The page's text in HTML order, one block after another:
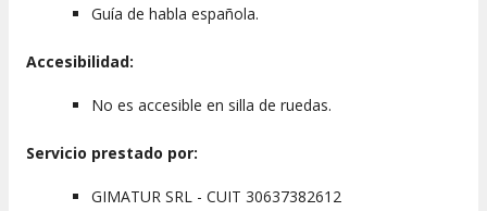
Guía de habla española.
Accesibilidad:
No es accesible en silla de ruedas.
Servicio prestado por:
GIMATUR SRL - CUIT 30637382612